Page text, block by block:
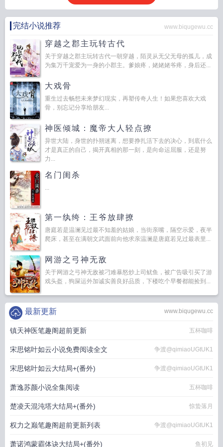
完结小说推荐 www.biqugewu.cc
穿越之郡主玩转古代
关于穿越之郡主玩转古代一朝穿越，陌灵从无父无母的孤儿，成
为集万千宠爱为一身的小郡主。爹娘疼，姥姥姥爷疼，身后还...
大戏骨
重生过去畅想未来梦幻现实，再塑传奇人生！如果您喜欢大戏
骨，别忘记分享给朋友...
神医倾城：魔帝大人轻点撩
异世大陆，身世的扑朔迷离，想要挣扎活下去的决心，到底什么
才是真正的自己，揭开真相的那一刻，是向命运屈服，还是努
力...
名门闺杀
...
第一纨绔：王爷放肆撩
唐庭若是温澜见过最不知羞的姑娘，当街亲嘴，隔空示爱，夜半
爬床，甚至在满朝文武面前向他求亲温澜是唐庭若见过最表里...
网游之弓神无敌
关于网游之弓神无敌被刁难暴怒炒上司鱿鱼，被广告吸引买了游
戏头盔，狗屎运外加诚实善良好品质，下楼吃个早餐都能捡到...
www.biqugewu.cc
最新更新
镇天神医笔趣阁超前更新 五杯咖啡
宋思铭叶如云小说免费阅读全文 争渡@qimiaoUGtUK1
宋思铭叶如云大结局+(番外) 争渡@qimiaoUGtUK1
萧逸苏颜小说全集阅读 五杯咖啡
楚凌天混沌塔大结局+(番外) 惊蛰落月
权力之巅笔趣阁超前更新列表 争渡@qimiaoUGtUK1
萧诺鸿蒙霸体诀大结局+(番外) 鱼初见